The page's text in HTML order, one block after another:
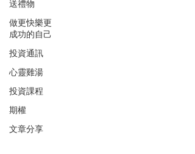
送禮物
做更快樂更
成功的自己
投資通訊
心靈雞湯
投資課程
期權
文章分享